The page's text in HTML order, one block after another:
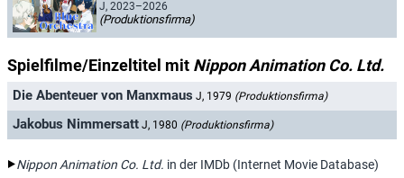
J, 2023–2026
(Produktionsfirma)
Spielfilme/Einzeltitel mit Nippon Animation Co. Ltd.
Die Abenteuer von Manxmaus J, 1979 (Produktionsfirma)
Jakobus Nimmersatt J, 1980 (Produktionsfirma)
Nippon Animation Co. Ltd. in der IMDb (Internet Movie Database)